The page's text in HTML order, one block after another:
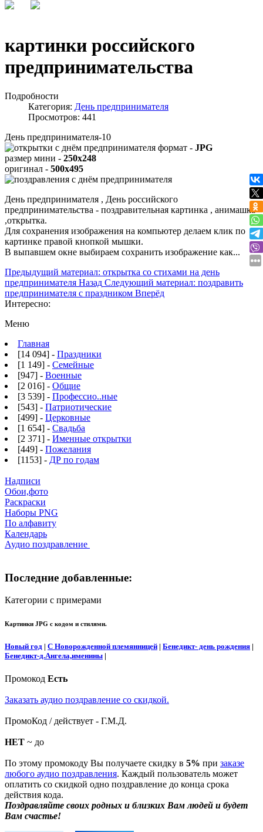
картинки российского
предпринимательства
Подробности
Категория: День предпринимателя
Просмотров: 441
День предпринимателя-10
формат - JPG
размер мини - 250x248
оригинал - 500x495
День предпринимателя , День российского
предпринимательства - поздравительная картинка , анимашка
,открытка.
Для сохранения изображения на компьютер делаем клик по
картинке правой кнопкой мышки.
В выпавшем окне выбираем сохранить изображение как...
Предыдущий материал: открытка со стихами на день
предпринимателя Назад Следующий материал: поздравить
предпринимателя с праздником Вперёд
Интересно:
Меню
Главная
[14 094] - Праздники
[1 149] - Семейные
[947] - Военные
[2 016] - Общие
[3 539] - Профессио..ные
[543] - Патриотические
[499] - Церковные
[1 654] - Свадьба
[2 371] - Именные открытки
[449] - Пожелания
[1153] - ДР по годам
Надписи
Обои,фото
Раскраски
Наборы PNG
По алфавиту
Календарь
Аудио поздравление
Последние добавленные:
Категории с примерами
Картинки JPG с кодом и стилями.
Новый год | С Новорожденной племянницей | Бенедикт- день рождения |
Бенедикт-д.Ангела,именины |
Промокод Есть
Заказать аудио поздравление со скидкой.
ПромоКод / действует - Г.М.Д.
НЕТ ~ до
По этому промокоду Вы получаете скидку в 5% при заказе
любого аудио поздравления. Каждый пользователь может
оплатить со скидкой одно поздравление до конца срока
действия кода.
Поздравляйте своих родных и близких Вам людей и будет
Вам счастье!